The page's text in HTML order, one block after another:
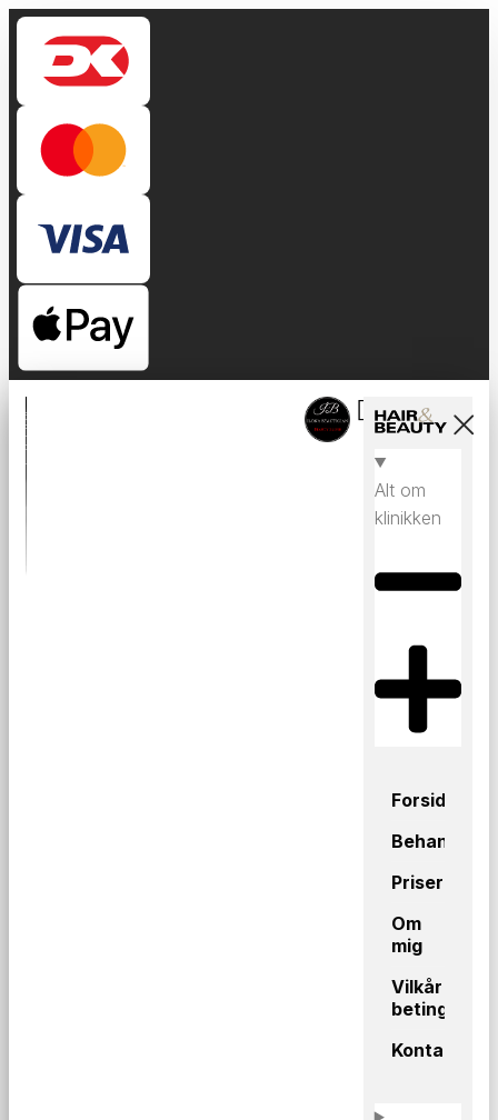
Alt om
klinikken
Forside
Priser
Om
mig
Vilkår og
betingelser
Kontakt